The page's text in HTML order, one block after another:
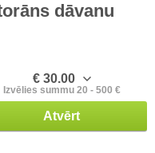
dāvanu
€ 30.00
Izvēlies summu 20 - 500 €
Atvērt